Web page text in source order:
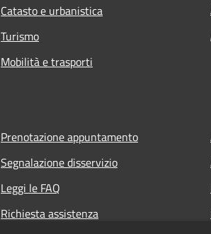
Catasto e urbanistica
Turismo
Mobilità e trasporti
Prenotazione appuntamento
Segnalazione disservizio
Leggi le FAQ
Richiesta assistenza